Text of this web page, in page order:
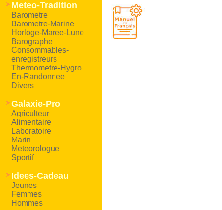
Meteo-Tradition
Barometre
Barometre-Marine
Horloge-Maree-Lune
Barographe
Consommables-
enregistreurs
Thermometre-Hygro
En-Randonnee
Divers
Galaxie-Pro
Agriculteur
Alimentaire
Laboratoire
Marin
Meteorologue
Sportif
Idees-Cadeau
Jeunes
Femmes
Hommes